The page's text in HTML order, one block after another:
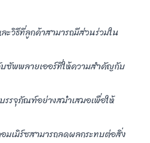
วิธีที่ลูกค้าสามารถมีส่วนร่วมใน
ซัพพลายเออร์ที่ให้ความสําคัญกับ
รจุภัณฑ์อย่างสม่ําเสมอเพื่อให้
มเมิร์ซสามารถลดผลกระทบต่อสิ่ง